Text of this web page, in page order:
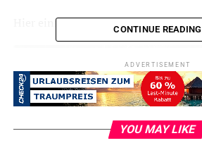
Hier einige Bilder:
CONTINUE READING
ADVERTISEMENT
YOU MAY LIKE